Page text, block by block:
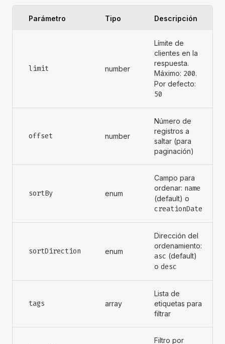
Parámetro Tipo Descripción
limit number
Límite de
clientes en la
respuesta.
Máximo: 200.
Por defecto:
50
offset number
Número de
registros a
saltar (para
paginación)
sortBy enum
Campo para
ordenar: name
(default) o
creationDate
sortDirection enum
Dirección del
ordenamiento:
asc (default)
o desc
tags array
Lista de
etiquetas para
filtrar
Filtro por